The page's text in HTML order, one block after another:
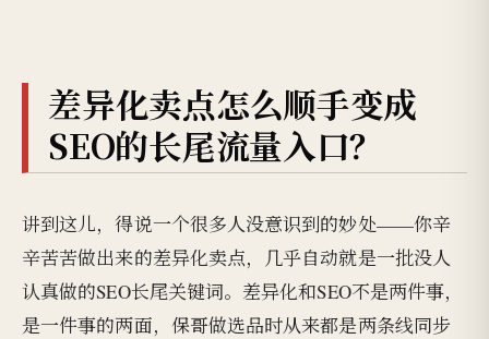
差异化卖点怎么顺手变成
SEO的长尾流量入口？
讲到这儿，得说一个很多人没意识到的妙处——你辛
辛苦苦做出来的差异化卖点，几乎自动就是一批没人
认真做的SEO长尾关键词。差异化和SEO不是两件事，
是一件事的两面，保哥做选品时从来都是两条线同步